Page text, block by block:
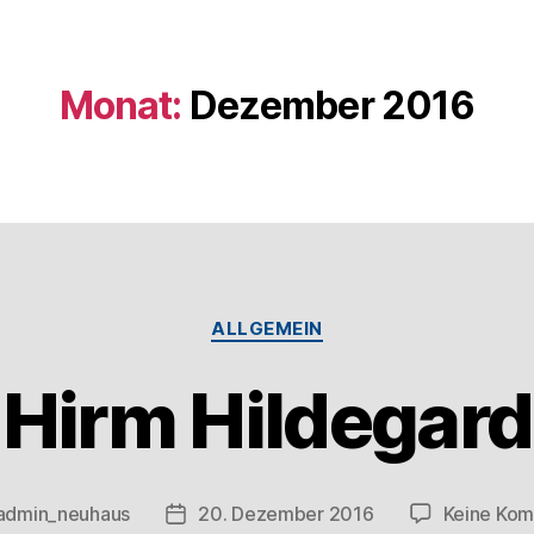
Monat: Dezember 2016
ALLGEMEIN
Hirm Hildegard
20. Dezember 2016 Keine